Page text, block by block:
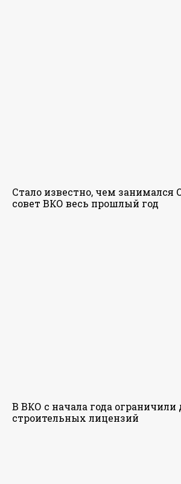
Стало известно, чем
совет ВКО весь прошлый год
В ВКО с начала года ограничили
строительных лицензий